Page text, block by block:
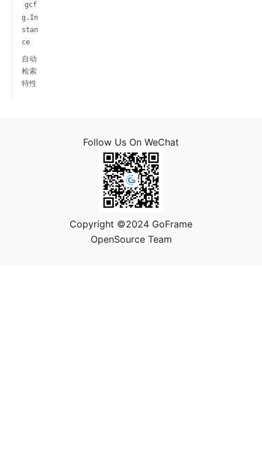
gcf
g.In
stan
ce
自动
检索
特性
Follow Us On WeChat
Copyright ©2024 GoFrame
OpenSource Team